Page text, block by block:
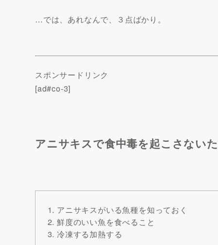
…では、あれなんで、３点ばかり。
スポンサードリンク
[ad#co-3]
アニサキスで食中毒を起こさない
アニサキスがいる魚種を知っておく
鮮度のいい魚を食べること
冷凍する加熱する